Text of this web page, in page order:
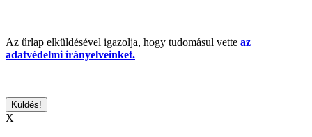
Az űrlap elküldésével igazolja, hogy tudomásul vette az
adatvédelmi irányelveinket.
X